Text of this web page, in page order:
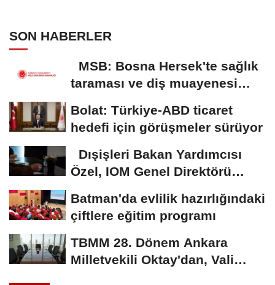
SON HABERLER
MSB: Bosna Hersek'te sağlık
taraması ve diş muayenesi
Bolat: Türkiye-ABD ticaret
hedefi için görüşmeler sürüyor
Dışişleri Bakan Yardımcısı
Özel, IOM Genel Direktörü
Batman'da evlilik hazırlığındaki
çiftlere eğitim programı
TBMM 28. Dönem Ankara
Milletvekili Oktay'dan, Vali